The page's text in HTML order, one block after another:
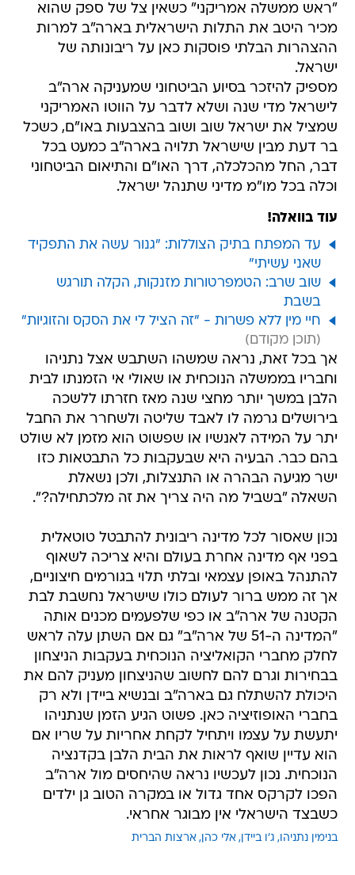
ההצהרות הבלתי פוסקות כאן על ריבונותה של
ישראל.
מספיק להיזכר בסיוע הביטחוני שמעניקה ארה"ב
לישראל מדי שנה ושלא לדבר על הווטו האמריקני
שמציל את ישראל שוב ושוב בהצבעות באו"ם, כשכל
בר דעת מבין שישראל תלויה בארה"ב כמעט בכל
דבר, החל מהכלכלה, דרך האו"ם והתיאום הביטחוני
וכלה בכל מו"מ מדיני שתנהל ישראל.
עוד בוואלה!
שאני עשיתי"
שוב שרב: הטמפרטורות מזנקות, הקלה תורגש
בשבת
חיי מין ללא פשרות - "זה הציל לי את הסקס והזוגיות"
אך בכל זאת, נראה שמשהו השתבש אצל נתניהו
וחבריו בממשלה הנוכחית או שאולי אי הזמנתו לבית
הלבן במשך יותר מחצי שנה מאז חזרתו ללשכה
בירושלים גרמה לו לאבד שליטה ולשחרר את החבל
יתר על המידה לאנשיו או שפשוט הוא מזמן לא שולט
בהם כבר. הבעיה היא שבעקבות כל התבטאות כזו
ישר מגיעה הבהרה או התנצלות, ולכן נשאלת
השאלה "בשביל מה היה צריך את זה מלכתחילה?".
נכון שאסור לכל מדינה ריבונית להתבטל טוטאלית
להתנהל באופן עצמאי ובלתי תלוי בגורמים חיצוניים,
אך זה ממש ברור לעולם כולו שישראל נחשבת לבת
הקטנה של ארה"ב או כפי שלפעמים מכנים אותה
"המדינה ה-51 של ארה"ב" גם אם השתן עלה לראש
לחלק מחברי הקואליציה הנוכחית בעקבות הניצחון
בבחירות וגרם להם לחשוב שהניצחון מעניק להם את
היכולת להשתלח גם בארה"ב ובנשיא ביידן ולא רק
בחברי האופוזיציה כאן. פשוט הגיע הזמן שנתניהו
יתעשת על עצמו ויתחיל לקחת אחריות על שריו אם
הוא עדיין שואף לראות את הבית הלבן בקדנציה
הנוכחית. נכון לעכשיו נראה שהיחסים מול ארה"ב
הפכו לקרקס אחד גדול או במקרה הטוב גן ילדים
כשבצד הישראלי אין מבוגר אחראי.
בנימין נתניהו ג'ו ביידן אלי כהן ארצות הברית